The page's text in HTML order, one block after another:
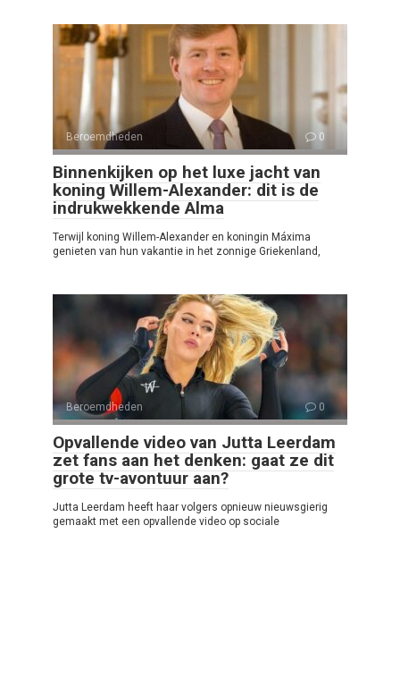
Beroemdheden 0
Binnenkijken op het luxe jacht van
koning Willem-Alexander: dit is de
indrukwekkende Alma
Terwijl koning Willem-Alexander en koningin Máxima
genieten van hun vakantie in het zonnige Griekenland,
Beroemdheden 0
Opvallende video van Jutta Leerdam
zet fans aan het denken: gaat ze dit
grote tv-avontuur aan?
Jutta Leerdam heeft haar volgers opnieuw nieuwsgierig
gemaakt met een opvallende video op sociale